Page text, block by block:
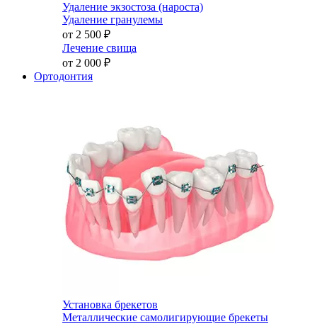
Удаление экзостоза (нароста)
Удаление гранулемы
от 2 500 ₽
Лечение свища
от 2 000 ₽
Ортодонтия
Установка брекетов
Металлические самолигирующие брекеты